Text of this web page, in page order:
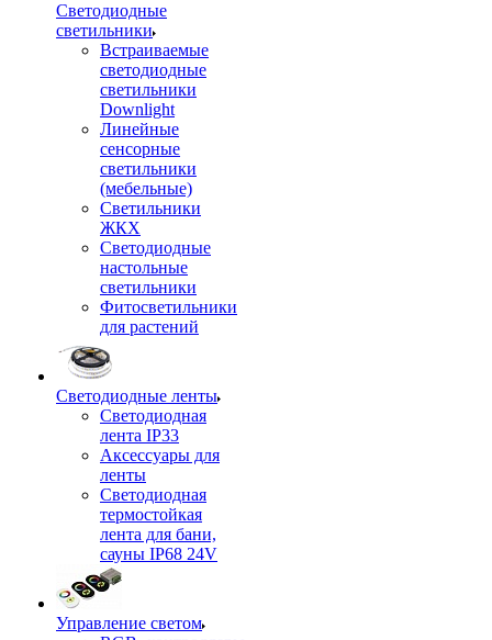
Светодиодные
светильники
Встраиваемые
светодиодные
светильники
Downlight
Линейные
сенсорные
светильники
(мебельные)
Светильники
ЖКХ
Светодиодные
настольные
светильники
Фитосветильники
для растений
Светодиодные ленты
Светодиодная
лента IP33
Аксессуары для
ленты
Светодиодная
термостойкая
лента для бани,
сауны IP68 24V
Управление светом